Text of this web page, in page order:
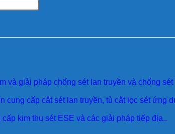
và giải pháp chống sét lan truyền và chống
cung cấp cắt sét lan truyền, tủ cắt lọc sét ứng
kim thu sét ESE và các giải pháp tiếp địa..